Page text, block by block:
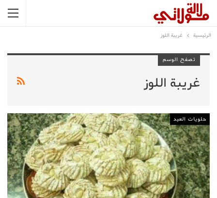
الرئيسية غريبة اللوز
تصفح الوسم
غريبة اللوز
حلويات العيد